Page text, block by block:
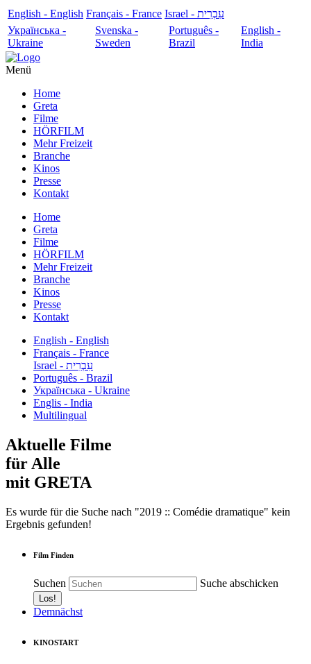
English - English Français - France
עִבְרִית - Israel
Українська -
Ukraine
Svenska -
Sweden
Português -
Brazil
English -
India
Menü
Home
Greta
Filme
HÖRFILM
Mehr Freizeit
Branche
Kinos
Presse
Kontakt
Home
Greta
Filme
HÖRFILM
Mehr Freizeit
Branche
Kinos
Presse
Kontakt
English - English
Français - France
עִבְרִית - Israel
Português - Brazil
Українська - Ukraine
Englis - India
Multilingual
Aktuelle Filme
für Alle
mit GRETA
Es wurde für die Suche nach "2019 :: Comédie dramatique" kein
Ergebnis gefunden!
Film Finden
Suchen Suche abschicken
Demnächst
KINOSTART